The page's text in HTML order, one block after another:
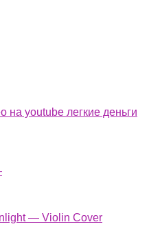
на youtube легкие деньги
— Violin Cover